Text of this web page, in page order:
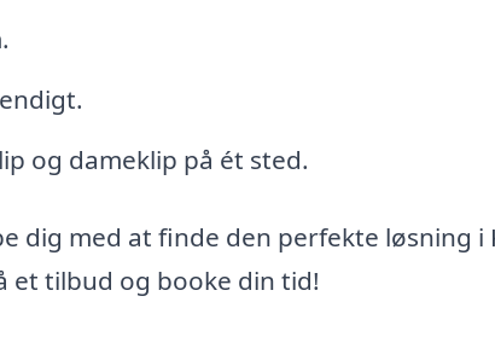
og dameklip på ét sted.
dig med at finde den perfekte løsning i
et tilbud og booke din tid!